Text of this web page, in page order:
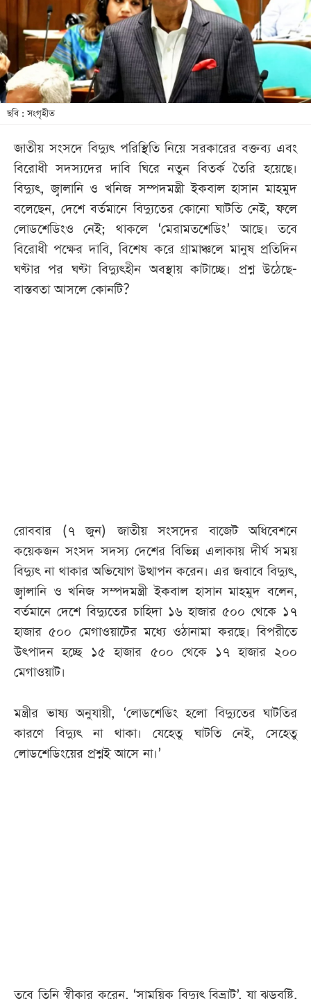
খেলা
বিনোদন
লাইফ
স্টাইল
শিক্ষা
সব
বিভাগ
ভিডিও
ছবি : সংগৃহীত
জাতীয় সংসদে বিদ্যুৎ পরিস্থিতি নিয়ে সরকারের বক্তব্য এবং
বিরোধী সদস্যদের দাবি ঘিরে নতুন বিতর্ক তৈরি হয়েছে।
বিদ্যুৎ, জ্বালানি ও খনিজ সম্পদমন্ত্রী ইকবাল হাসান মাহমুদ
বলেছেন, দেশে বর্তমানে বিদ্যুতের কোনো ঘাটতি নেই, ফলে
লোডশেডিংও নেই; থাকলে ‘মেরামতশেডিং’ আছে। তবে
বিরোধী পক্ষের দাবি, বিশেষ করে গ্রামাঞ্চলে মানুষ প্রতিদিন
ঘণ্টার পর ঘণ্টা বিদ্যুৎহীন অবস্থায় কাটাচ্ছে। প্রশ্ন উঠেছে-
বাস্তবতা আসলে কোনটি?
রোববার (৭ জুন) জাতীয় সংসদের বাজেট অধিবেশনে
কয়েকজন সংসদ সদস্য দেশের বিভিন্ন এলাকায় দীর্ঘ সময়
বিদ্যুৎ না থাকার অভিযোগ উত্থাপন করেন। এর জবাবে বিদ্যুৎ,
জ্বালানি ও খনিজ সম্পদমন্ত্রী ইকবাল হাসান মাহমুদ বলেন,
বর্তমানে দেশে বিদ্যুতের চাহিদা ১৬ হাজার ৫০০ থেকে ১৭
হাজার ৫০০ মেগাওয়াটের মধ্যে ওঠানামা করছে। বিপরীতে
উৎপাদন হচ্ছে ১৫ হাজার ৫০০ থেকে ১৭ হাজার ২০০
মেগাওয়াট।
মন্ত্রীর ভাষ্য অনুযায়ী, ‘লোডশেডিং হলো বিদ্যুতের ঘাটতির
কারণে বিদ্যুৎ না থাকা। যেহেতু ঘাটতি নেই, সেহেতু
লোডশেডিংয়ের প্রশ্নই আসে না।’
তবে তিনি স্বীকার করেন, ‘সাময়িক বিদ্যুৎ বিভ্রাট’, যা ঝড়বৃষ্টি,